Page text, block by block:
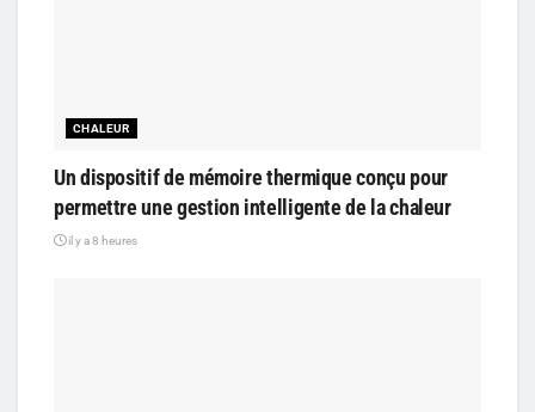
CHALEUR
Un dispositif de mémoire thermique conçu pour
permettre une gestion intelligente de la chaleur
il y a 8 heures